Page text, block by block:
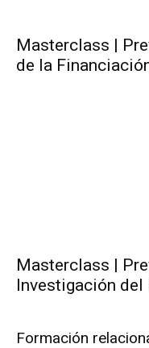
Masterclass |
de la
Masterclass |
Investigación
Formación